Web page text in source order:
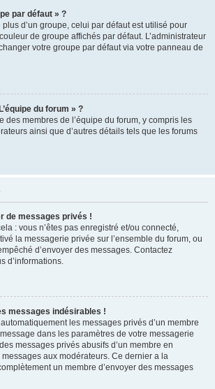
par défaut » ?
d’un groupe, celui par défaut est utilisé pour
de groupe affichés par défaut. L’administrateur
votre groupe par défaut via votre panneau de
du forum » ?
des membres de l’équipe du forum, y compris les
ainsi que d’autres détails tels que les forums
de messages privés !
: vous n’êtes pas enregistré et/ou connecté,
la messagerie privée sur l’ensemble du forum, ou
d’envoyer des messages. Contactez
d’informations.
messages indésirables !
les messages privés d’un membre
dans les paramètres de votre messagerie
messages privés abusifs d’un membre en
aux modérateurs. Ce dernier a la
un membre d’envoyer des messages